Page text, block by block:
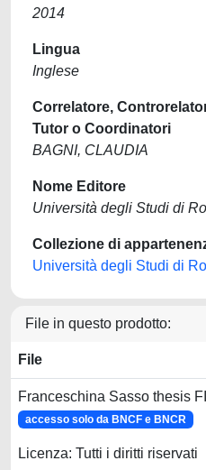
2014
Lingua
Inglese
Correlatore,
Tutor o Coordinatori
BAGNI, CLAUDIA
Nome Editore
Università degli Studi di
Collezione di
Università degli Studi di
File in questo prodotto:
File
Franceschina Sasso thesis
accesso solo da BNCF e BNCR
Licenza: Tutti i diritti riservati